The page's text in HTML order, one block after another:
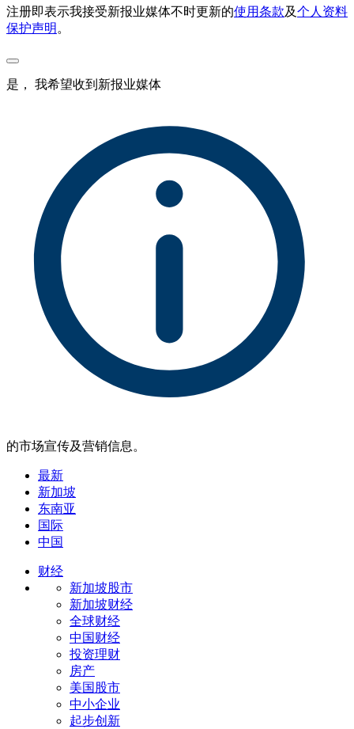
注册即表示我接受新报业媒体不时更新的使用条款及个人资料
保护声明 。
是， 我希望收到新报业媒体
的市场宣传及营销信息。
最新
新加坡
东南亚
国际
中国
财经
新加坡股市
新加坡财经
全球财经
中国财经
投资理财
房产
美国股市
中小企业
起步创新